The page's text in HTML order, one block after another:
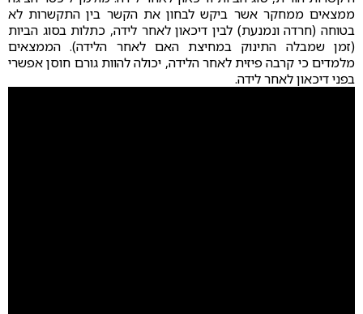
ממצאים ממחקר אשר ביקש לבחון את הקשר בין התקשרות לא
בטוחה (חרדה ונמנעת) לבין דיכאון לאחר לידה, כתלות בסוג הביות
(זמן שמבלה התינוק במחיצת האם לאחר הלידה). הממצאים
מלמדים כי קרבה פיזית לאחר הלידה, יכולה להוות גורם חוסן אפשרי
בפני דיכאון לאחר לידה.